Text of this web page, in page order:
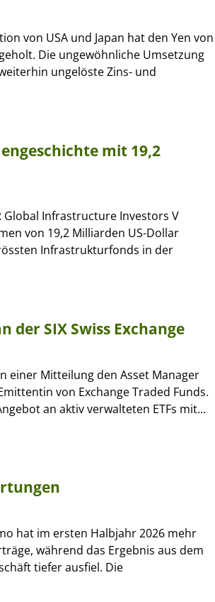
von USA und Japan hat den Yen von
Die ungewöhnliche Umsetzung
ungelöste Zins- und
mit 19,2
Global Infrastructure Investors V
von 19,2 Milliarden US-Dollar
Infrastrukturfonds in der
der SIX Swiss Exchange
einer Mitteilung den Asset Manager
von Exchange Traded Funds.
an aktiv verwalteten ETFs mit...
hat im ersten Halbjahr 2026 mehr
während das Ergebnis aus dem
tiefer ausfiel. Die